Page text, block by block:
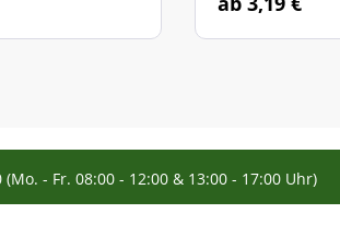
(Mo. - Fr. 08:00 - 12:00 & 13:00 - 17:00 Uhr)